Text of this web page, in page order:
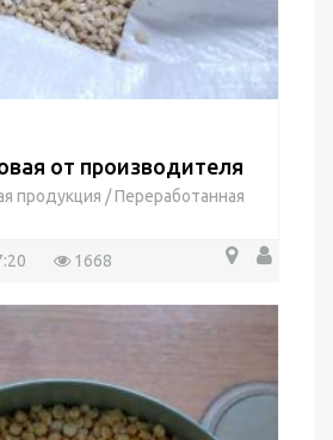
от производителя
продукция /Переработанная
1668